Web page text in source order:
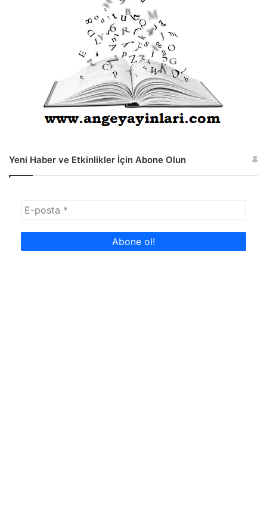
Yeni Haber ve Etkinlikler İçin Abone Olun